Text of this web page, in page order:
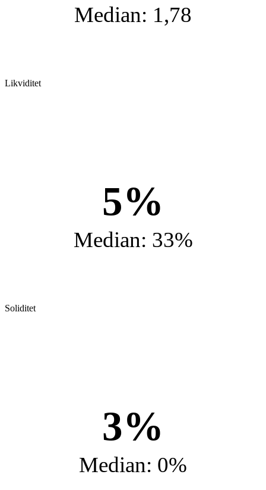
Median: 1,78
Likviditet
5%
Median: 33%
Soliditet
3%
Median: 0%